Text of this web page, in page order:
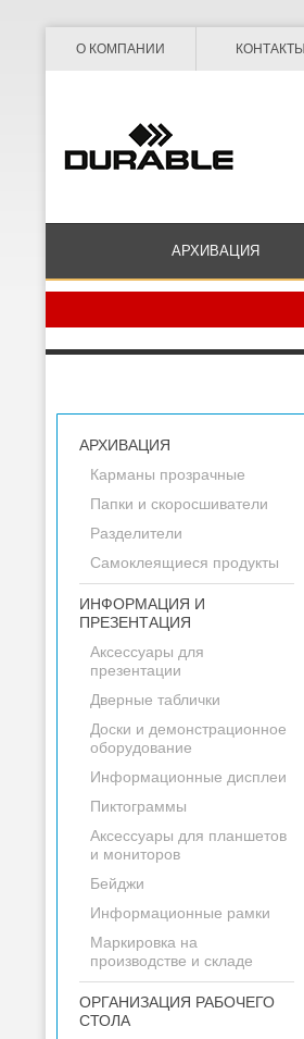
О КОМПАНИИ КОНТАКТЫ
АРХИВАЦИЯ
АРХИВАЦИЯ
Карманы прозрачные
Папки и скоросшиватели
Разделители
Самоклеящиеся продукты
ИНФОРМАЦИЯ И
ПРЕЗЕНТАЦИЯ
Аксессуары для
презентации
Дверные таблички
Доски и демонстрационное
оборудование
Информационные дисплеи
Пиктограммы
Аксессуары для планшетов
и мониторов
Бейджи
Информационные рамки
Маркировка на
производстве и складе
ОРГАНИЗАЦИЯ РАБОЧЕГО
СТОЛА